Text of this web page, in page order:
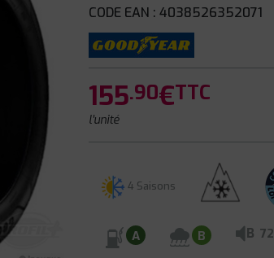
CODE EAN : 4038526352071
155.90€TTC
l'unité
4 Saisons
A B B 72